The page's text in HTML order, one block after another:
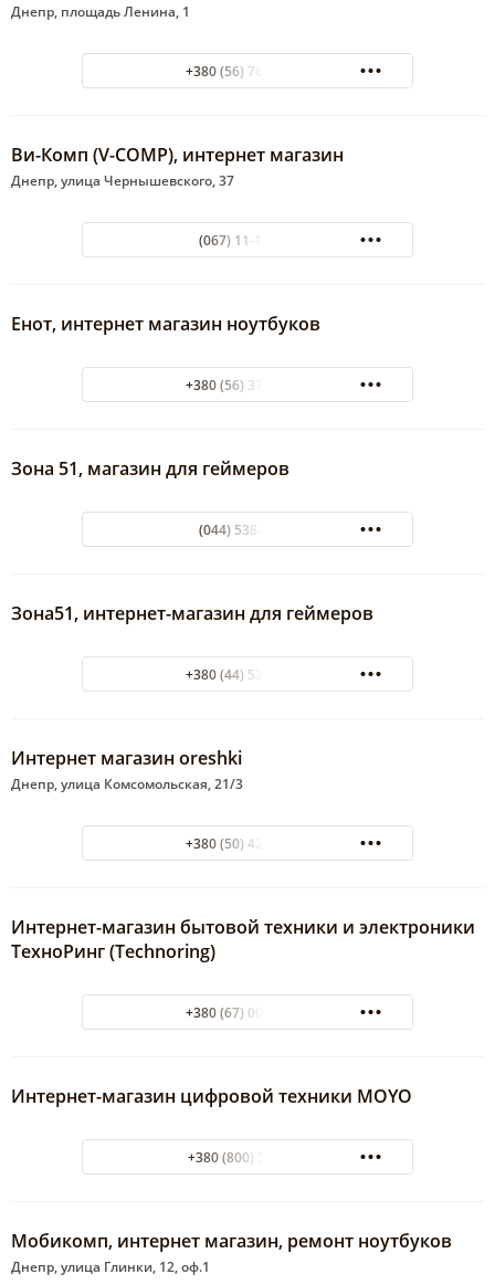
Днепр, площадь Ленина, 1
+380 (56) 760-91-90
Ви-Комп (V-COMP), интернет магазин
Днепр, улица Чернышевского, 37
(067) 11-12-485
Енот, интернет магазин ноутбуков
+380 (56) 370-48-12
Зона 51, магазин для геймеров
(044) 538-15-11
Зона51, интернет-магазин для геймеров
+380 (44) 538-15-11
Интернет магазин oreshki
Днепр, улица Комсомольская, 21/3
+380 (50) 421-70-00
Интернет-магазин бытовой техники и электроники
ТехноРинг (Technoring)
+380 (67) 005-007-4
Интернет-магазин цифровой техники MOYO
+380 (800) 507 800
Мобикомп, интернет магазин, ремонт ноутбуков
Днепр, улица Глинки, 12, оф.1